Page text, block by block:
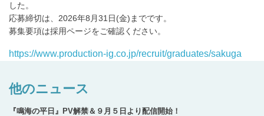
る
ok
で
ェ
送
る
した。
応募締切は、2026年8月31日(金)までです。
募集要項は採用ページをご確認ください。
https://www.production-ig.co.jp/recruit/graduates/sakuga
他のニュース
『鳴海の平日』PV解禁＆９月５日より配信開始！